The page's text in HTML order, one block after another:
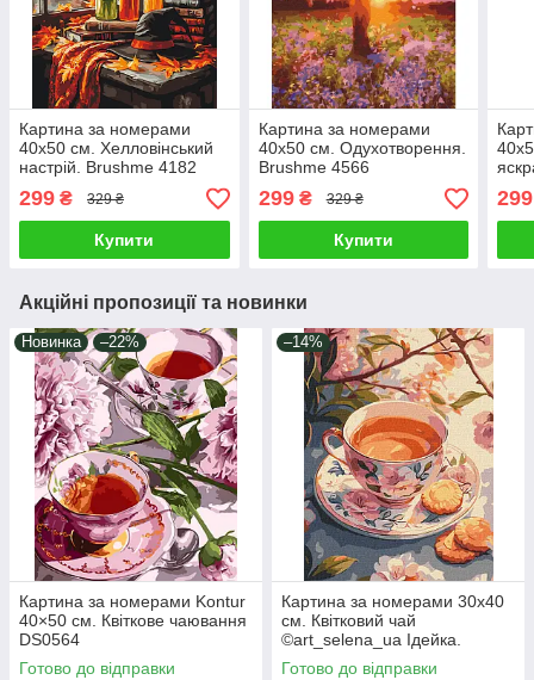
Картина за номерами
40х50 см. Хелловінський
настрій. Brushme 4182
299 ₴ 329 ₴
Купити
Картина за номерами
40х50 см. Одухотворення.
Brushme 4566
299₴ 329 ₴
Купити
299
Акційні пропозиції та новинки
Новинка –22%
Картина за номерами Kontur
40×50 см. Квіткове чаювання
DS0564
Готово до відправки
–14%
Картина за номерами 30х40
см. Квітковий чай
©art_selena_ua Ідейка.
KHO5722
Готово до відправки